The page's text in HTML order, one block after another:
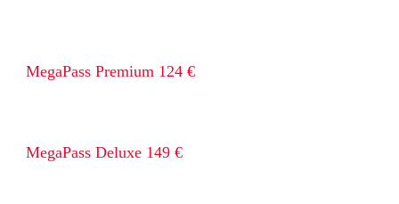
MegaPass Premium 124 €
MegaPass Deluxe 149 €